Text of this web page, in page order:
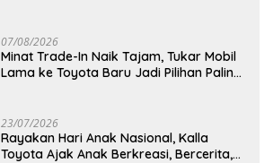
07/08/2026
Minat Trade-In Naik Tajam, Tukar Mobil
Lama ke Toyota Baru Jadi Pilihan Paling
23/07/2026
Rayakan Hari Anak Nasional, Kalla
Toyota Ajak Anak Berkreasi, Bercerita,